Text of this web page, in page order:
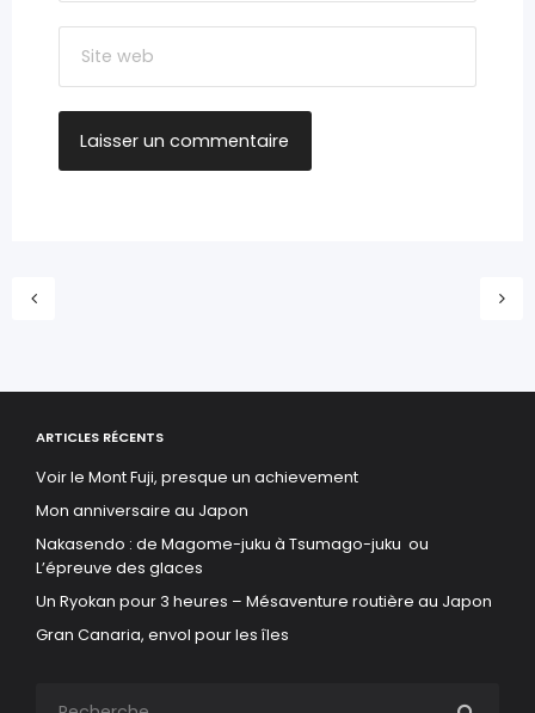
ARTICLES RÉCENTS
Voir le Mont Fuji, presque un achievement
Mon anniversaire au Japon
Nakasendo : de Magome-juku à Tsumago-juku ou
L’épreuve des glaces
Un Ryokan pour 3 heures – Mésaventure routière au Japon
Gran Canaria, envol pour les îles